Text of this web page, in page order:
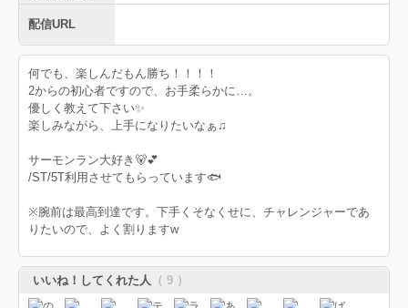
配信URL
何でも、楽しんだもん勝ち！！！！
2からの初心者ですので、お手柔らかに…。
優しく教えて下さい✨
楽しみながら、上手になりたいなぁ♫
サーモンラン大好き🐻💕
/ST/5T利用させてもらっています🐟
※腕前は最高到達です。下手くそなくせに、チャレンジャーであ
りたいので、よく割りますw
いいね！してくれた人 （ 9 ）